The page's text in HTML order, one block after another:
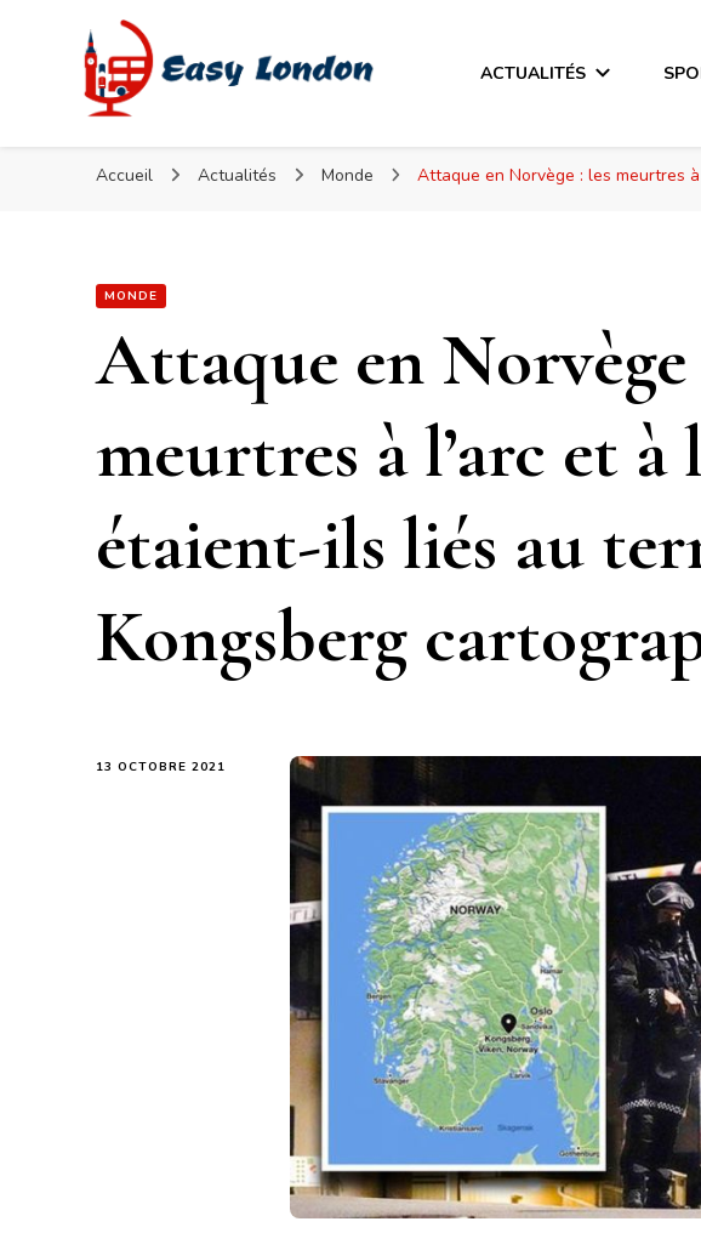
Easy London
Easy London
ACTUALITÉS
Accueil Actualités Monde Attaque en Norvège : les meurtres
MONDE
Attaque en Norvège
meurtres à l’arc et à
étaient-ils liés au
Kongsberg
13 OCTOBRE 2021